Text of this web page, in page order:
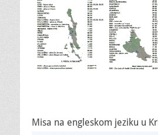
Misa na engleskom jeziku u